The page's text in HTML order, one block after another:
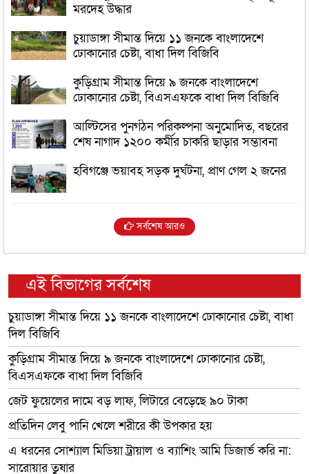
মরদেহ উদ্ধার
চুয়াডাঙ্গা সীমান্ত দিয়ে ১১ জনকে বাংলাদেশে
ঢোকানোর চেষ্টা, বাধা দিল বিজিবি
কুড়িগ্রাম সীমান্ত দিয়ে ৯ জনকে বাংলাদেশে
ঢোকানোর চেষ্টা, বিএসএফকে বাধা দিল বিজিবি
আল্টিসের পুনর্গঠন পরিকল্পনা অনুমোদিত, বছরের
শেষ নাগাদ ১২০০ কর্মীর চাকরি ছাড়ার সম্ভাবনা
হবিগঞ্জে ভয়াবহ সড়ক দুর্ঘটনা, প্রাণ গেল ২ জনের
সর্বশেষ আরও
এই বিভাগের সর্বশেষ
চুয়াডাঙ্গা সীমান্ত দিয়ে ১১ জনকে বাংলাদেশে ঢোকানোর চেষ্টা, বাধা
দিল বিজিবি
কুড়িগ্রাম সীমান্ত দিয়ে ৯ জনকে বাংলাদেশে ঢোকানোর চেষ্টা,
বিএসএফকে বাধা দিল বিজিবি
জেট ফুয়েলের দামে বড় লাফ, লিটারে বেড়েছে ৯০ টাকা
প্রতিদিন লেবু পানি খেলে শরীরে কী উপকার হয়
এ ধরনের সোশ্যাল মিডিয়া ট্রায়াল ও ব্যাশিং আমি ডিজার্ভ করি না:
সারোয়ার তুষার